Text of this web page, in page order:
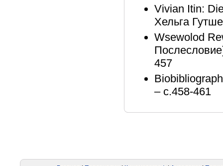
Vivian Itin:
Хельга
Wsewolod
457
– с.458-461